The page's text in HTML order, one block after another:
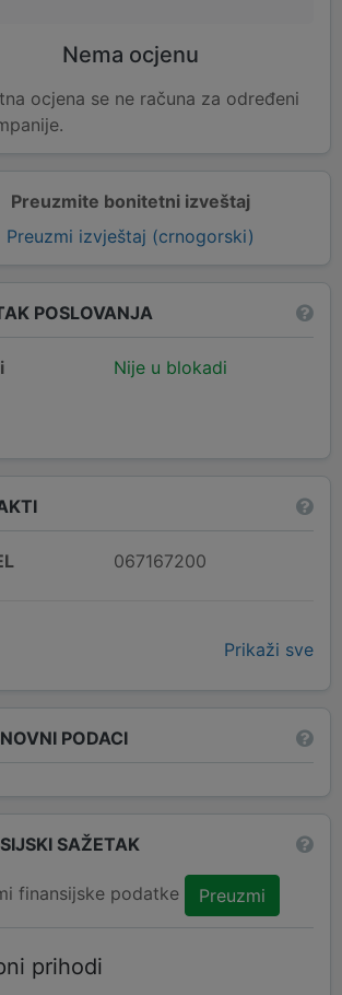
Preuzmite bonitetni izveštaj
Preuzmi izvještaj (crnogorski)
Nema ocjenu
ocjena se ne računa za određeni
POSLOVANJA
Nije u blokadi
067167200
Prikaži sve
PODACI
SAŽETAK
finansijske podatke Preuzmi
prihodi